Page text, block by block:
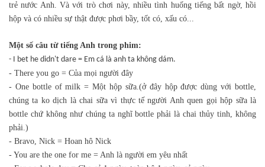
Do you think he did it?
Mọi ngời có ngĩ anh ta đã làm thế ko?
Nah. I bet he didn't dare.
Well, there you go.
Well, của mọi người đây.
01:33
One bottle of milk...
Một hộp sữa ...
trẻ nước Anh. Và với trò chơi này, nhiều tình huống tiếng bất ngờ, hồi
hộp và có nhiều sự thật được phơi bầy, tốt có, xấu có...
Một số câu từ tiếng Anh trong phim:
- I bet he didn't dare = Em cá là anh ta không dám.
- There you go = Của mọi người đây
- One bottle of milk = Một hộp sữa.(ở đây hộp được dùng với bottle,
chúng ta ko dịch là chai sữa vì thực tế người Anh quen gọi hộp sữa là
bottle chứ không như chúng ta nghĩ bottle phải là chai thủy tinh, không
phải.)
- Bravo, Nick = Hoan hô Nick
- You are the one for me = Anh là người em yêu nhất